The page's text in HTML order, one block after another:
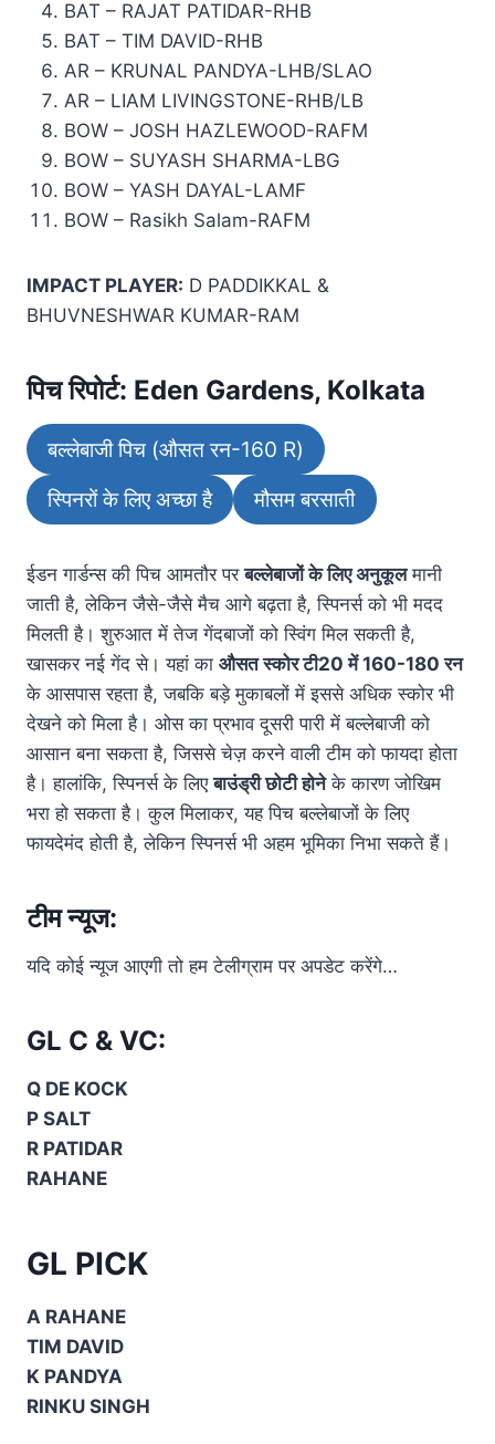
BAT – RAJAT PATIDAR-RHB
BAT – TIM DAVID-RHB
AR – KRUNAL PANDYA-LHB/SLAO
AR – LIAM LIVINGSTONE-RHB/LB
BOW – JOSH HAZLEWOOD-RAFM
BOW – SUYASH SHARMA-LBG
BOW – YASH DAYAL-LAMF
BOW – Rasikh Salam-RAFM
IMPACT PLAYER: D PADDIKKAL &
BHUVNESHWAR KUMAR-RAM
पिच रिपोर्ट: Eden Gardens, Kolkata
बल्लेबाजी पिच (औसत रन-160 R)
स्पिनरों के लिए अच्छा है
मौसम बरसाती
ईडन गार्डन्स की पिच आमतौर परबल्लेबाजों के लिए अनुकूलमानी
जाती है, लेकिन जैसे-जैसे मैच आगे बढ़ता है, स्पिनर्स को भी मदद
मिलती है। शुरुआत में तेज गेंदबाजों को स्विंग मिल सकती है,
खासकर नई गेंद से। यहां का औसत स्कोर टी20 में 160-180 रन
के आसपास रहता है, जबकि बड़े मुकाबलों में इससे अधिक स्कोर भी
देखने को मिला है। ओस का प्रभाव दूसरी पारी में बल्लेबाजी को
आसान बना सकता है, जिससे चेज़ करने वाली टीम को फायदा होता
है। हालांकि, स्पिनर्स के लिएबाउंड्री छोटी होनेके कारण जोखिम
भरा हो सकता है। कुल मिलाकर, यह पिच बल्लेबाजों के लिए
फायदेमंद होती है, लेकिन स्पिनर्स भी अहम भूमिका निभा सकते हैं।
टीम न्यूज:
यदि कोई न्यूज आएगी तो हम टेलीग्राम पर अपडेट करेंगे…
GL C & VC:
Q DE KOCK
P SALT
R PATIDAR
RAHANE
GL PICK
A RAHANE
TIM DAVID
K PANDYA
RINKU SINGH